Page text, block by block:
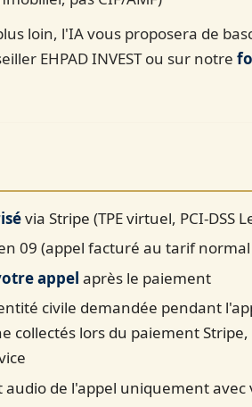
loin, l'IA vous proposera de
EHPAD INVEST ou sur notre
via Stripe (TPE virtuel, PCI-DSS
09 (appel facturé au tarif
appel après le paiement
civile demandée pendant
collectés lors du paiement
de l'appel uniquement